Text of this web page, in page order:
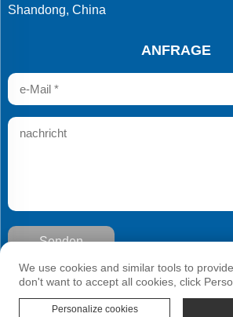
Shandong, China
ANFRAGE
Senden
Copyright © Qingdao Develop Chemistry
vorbehalten
Menü Produkte
We use cookies and similar tools to
don't want to accept all cookies, click
Personalize cookies